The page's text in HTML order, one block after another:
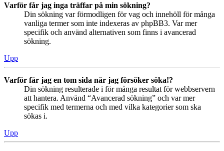
Varför får jag inga träffar på min sökning?
Din sökning var förmodligen för vag och innehöll för många
vanliga termer som inte indexeras av phpBB3. Var mer
specifik och använd alternativen som finns i avancerad
sökning.
Upp
Varför får jag en tom sida när jag försöker söka!?
Din sökning resulterade i för många resultat för webbservern
att hantera. Använd “Avancerad sökning” och var mer
specifik med termerna och med vilka kategorier som ska
sökas i.
Upp